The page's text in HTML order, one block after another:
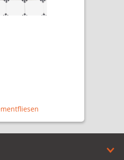
Solln P